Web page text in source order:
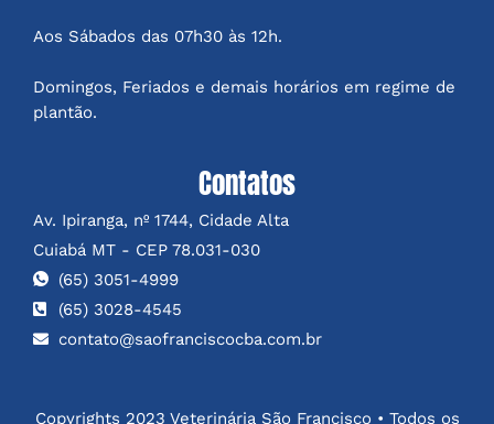
Aos Sábados das 07h30 às 12h.
Domingos, Feriados e demais horários em regime de
plantão.
Contatos
Av. Ipiranga, nº 1744, Cidade Alta
Cuiabá MT - CEP 78.031-030
(65) 3051-4999
(65) 3028-4545
contato@saofranciscocba.com.br
Copyrights 2023 Veterinária São Francisco • Todos os